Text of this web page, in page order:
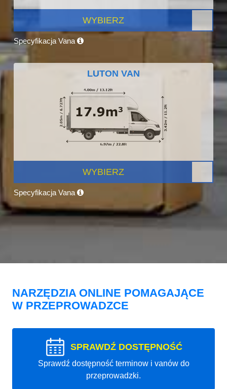
WYBIERZ
Specyfikacja Vana
LUTON VAN
WYBIERZ
Specyfikacja Vana
NARZĘDZIA ONLINE POMAGAJĄCE
W PRZEPROWADZCE
SPRAWDŹ DOSTĘPNOŚĆ
Sprawdź dostępność terminow i vanów do
przeprowadzki.